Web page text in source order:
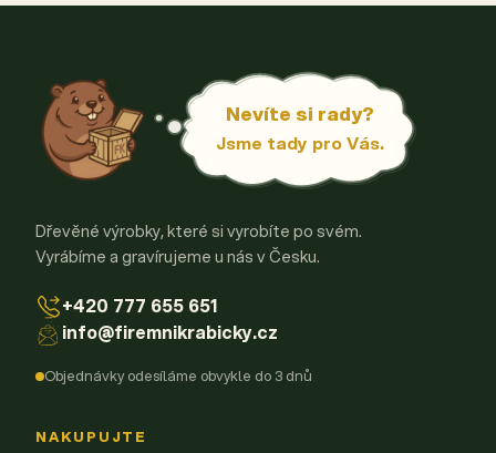
Nevíte si rady?
Jsme tady pro Vás.
Dřevěné výrobky, které si vyrobíte po svém.
Vyrábíme a gravírujeme u nás v Česku.
+420 777 655 651
info@firemnikrabicky.cz
Objednávky odesíláme obvykle do 3 dnů
NAKUPUJTE